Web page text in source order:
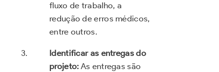
fluxo de trabalho, a
redução de erros médicos,
entre outros.
Identificar as entregas do
projeto: As entregas são